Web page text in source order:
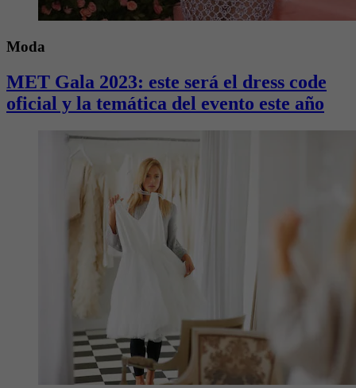
Moda
MET Gala 2023: este será el dress code
oficial y la temática del evento este año